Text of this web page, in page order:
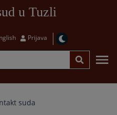
u Tuzli
Prijava
suda